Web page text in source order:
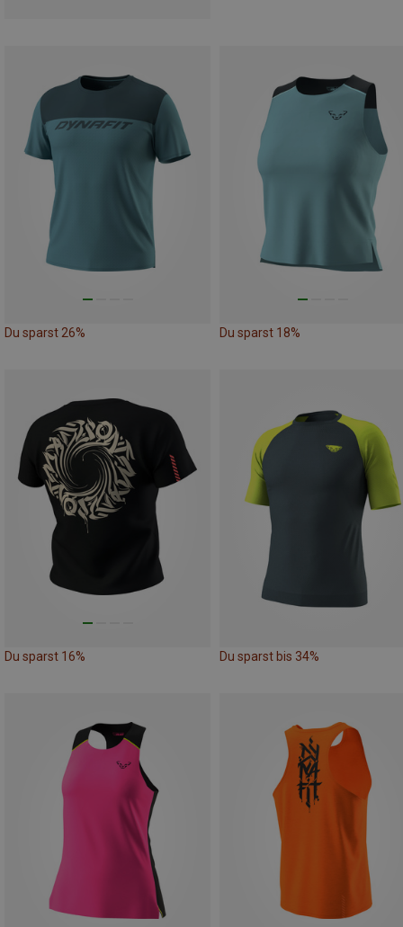
Du sparst 26% Du sparst 18%
Du sparst 16% Du sparst bis 34%